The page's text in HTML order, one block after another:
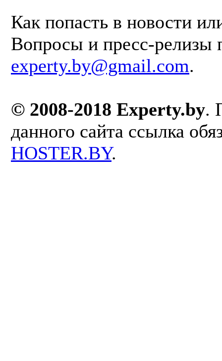
Как попасть в новости
Вопросы и пресс-релизы
experty.by@gmail.com.
© 2008-2018 Experty.by.
данного сайта ссылка
HOSTER.BY.